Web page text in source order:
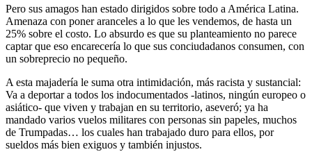
Pero sus amagos han estado dirigidos sobre todo a América Latina.
Amenaza con poner aranceles a lo que les vendemos, de hasta un
25% sobre el costo. Lo absurdo es que su planteamiento no parece
captar que eso encarecería lo que sus conciudadanos consumen, con
un sobreprecio no pequeño.
A esta majadería le suma otra intimidación, más racista y sustancial:
Va a deportar a todos los indocumentados -latinos, ningún europeo o
asiático- que viven y trabajan en su territorio, aseveró; ya ha
mandado varios vuelos militares con personas sin papeles, muchos
de Trumpadas… los cuales han trabajado duro para ellos, por
sueldos más bien exiguos y también injustos.